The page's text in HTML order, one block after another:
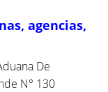
agencias,
De
N° 130